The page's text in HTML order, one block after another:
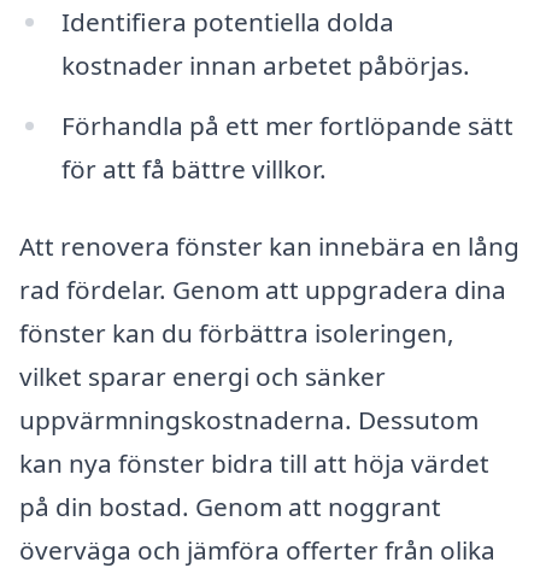
Identifiera potentiella dolda
kostnader innan arbetet påbörjas.
Förhandla på ett mer fortlöpande sätt
för att få bättre villkor.
Att renovera fönster kan innebära en lång
rad fördelar. Genom att uppgradera dina
fönster kan du förbättra isoleringen,
vilket sparar energi och sänker
uppvärmningskostnaderna. Dessutom
kan nya fönster bidra till att höja värdet
på din bostad. Genom att noggrant
överväga och jämföra offerter från olika